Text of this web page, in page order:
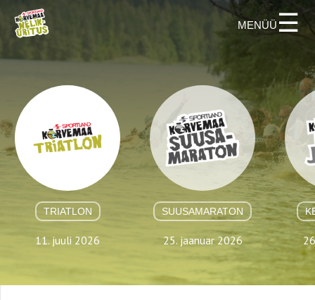
☰
SUUSAMARATON
25. jaanuar 2026
TRIATLON
11. juuli 2026